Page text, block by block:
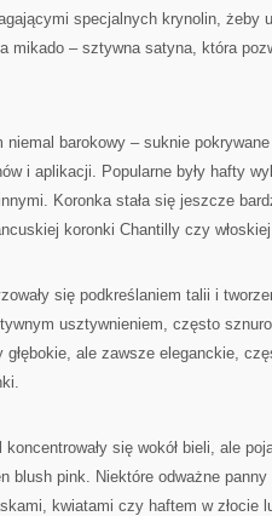
specjalnych krynolin, żeby
mikado – sztywna satyna, która
niemal barokowy – suknie
i aplikacji. Popularne były hafty
Koronka stała się jeszcze
koronki Chantilly czy
się podkreślaniem talii i
usztywnieniem, często
ale zawsze eleganckie,
się wokół bieli, ale
blush pink. Niektóre odważne panny
kwiatami czy haftem w złocie